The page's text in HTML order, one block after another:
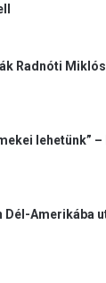
Radnóti
lehetünk”
Dél-Amerikába